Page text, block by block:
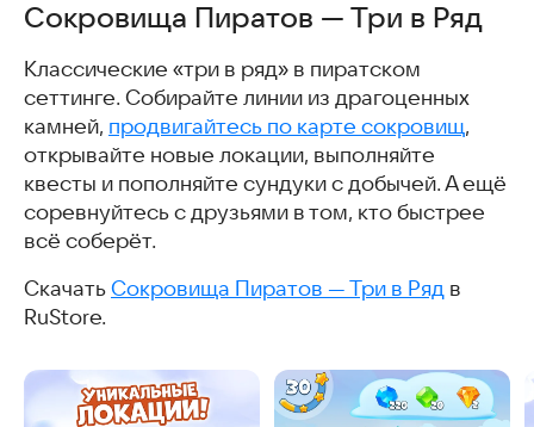
Сокровища Пиратов — Три в Ряд
Классические «три в ряд» в пиратском
сеттинге. Собирайте линии из драгоценных
камней, продвигайтесь по карте сокровищ,
открывайте новые локации, выполняйте
квесты и пополняйте сундуки с добычей. А ещё
соревнуйтесь с друзьями в том, кто быстрее
всё соберёт.
Скачать Сокровища Пиратов — Три в Ряд в
RuStore.